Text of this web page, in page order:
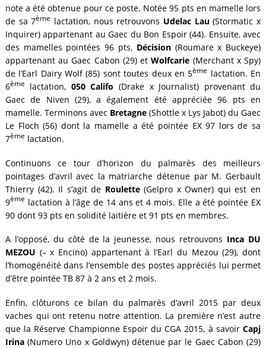
note a été obtenue pour ce poste. Notée 95 pts en mamelle lors
de sa 7ème lactation, nous retrouvons Udelac Lau(Stormatic x
Inquirer) appartenant au Gaec du Bon Espoir (44). Ensuite, avec
des mamelles pointées 96 pts, Décision(Roumare x Buckeye)
appartenant au Gaec Cabon (29) etWolfcarie (Merchant x Spy)
de l’Earl Dairy Wolf (85) sont toutes deux en 5ème lactation. En
6ème lactation, 050 Califo (Drake x Journalist) provenant du
Gaec de Niven (29), a également été appréciée 96 pts en
mamelle. Terminons avec Bretagne(Shottle x Lys Jabot) du Gaec
Le Floch (56) dont la mamelle a été pointée EX 97 lors de sa
7ème lactation.
Continuons ce tour d’horizon du palmarès des meilleurs
pointages d’avril avec la matriarche détenue par M. Gerbault
Thierry (42). Il s’agit de Roulette(Gelpro x Owner) qui est en
9ème lactation à l’âge de 14 ans et 4 mois. Elle a été pointée EX
90 dont 93 pts en solidité laitière et 91 pts en membres.
A l’opposé, du côté de la jeunesse, nous retrouvons Inca DU
MEZOU (– x Encino) appartenant à l’Earl du Mezou (29), dont
l’homogénéité dans l’ensemble des postes appréciés lui permet
d’être pointée TB 87 à 2 ans et 2 mois.
Enfin, clôturons ce bilan du palmarès d’avril 2015 par deux
vaches qui ont retenu notre attention. La première n’est autre
que la Réserve Championne Espoir du CGA 2015, à savoirCapj
Irina(Numero Uno x Goldwyn) détenue par le Gaec Cabon (29)